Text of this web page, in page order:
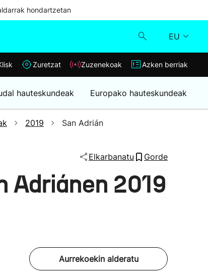
hondartzetan
EU
Klisk
Zuzenekoak
Azken berriak
Zuretzat Zuzenekoak Azken berriak
hauteskundeak Europako hauteskundeak
2019 San Adrián
Elkarbanatu Gorde
Adriánen 2019
Aurrekoekin alderatu